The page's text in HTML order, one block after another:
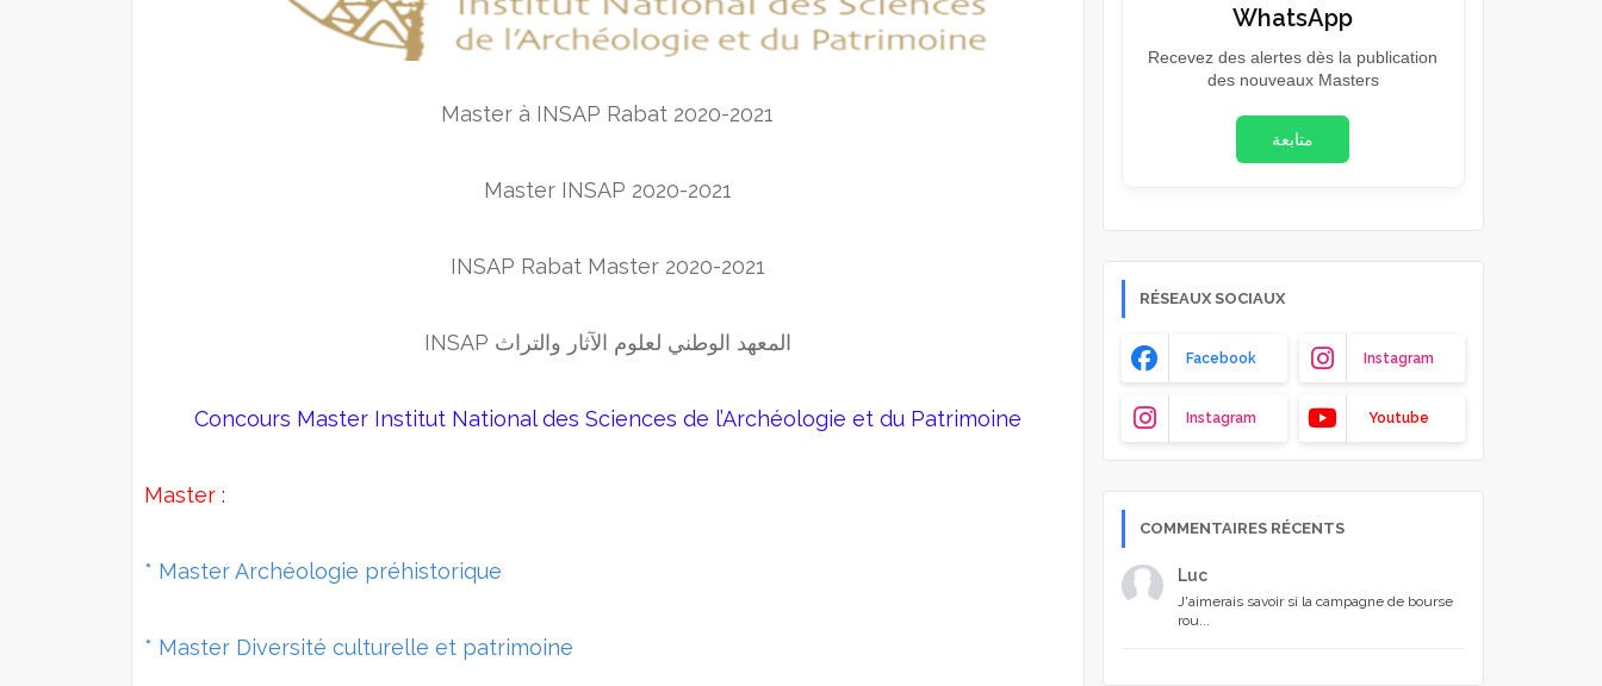
Master à INSAP Rabat 2020-2021
Master INSAP 2020-2021
INSAP Rabat Master 2020-2021
المعهد الوطني لعلوم الآثار والتراث INSAP
Concours Master Institut National des Sciences de l’Archéologie et du Patrimoine
Master :
* Master Archéologie préhistorique
* Master Diversité culturelle et patrimoine
WhatsApp
Recevez des alertes dès la publication
des nouveaux Masters
متابعة
RÉSEAUX SOCIAUX
Facebook Instagram
Instagram Youtube
COMMENTAIRES RÉCENTS
Luc
J'aimerais savoir si la campagne de bourse
rou...